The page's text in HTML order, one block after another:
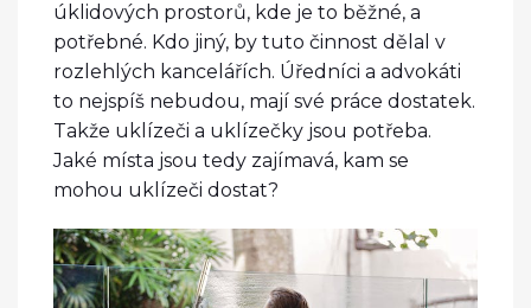
úklidových prostorů, kde je to běžné, a
potřebné. Kdo jiný, by tuto činnost dělal v
rozlehlých kancelářích. Úředníci a advokáti
to nejspíš nebudou, mají své práce dostatek.
Takže uklízeči a uklízečky jsou potřeba.
Jaké místa jsou tedy zajímavá, kam se
mohou uklízeči dostat?